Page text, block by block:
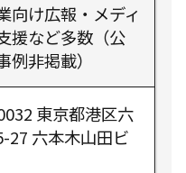
向け広報・メディ
援など多数（公
例非掲載）
東京都港区六
27 六本木山田ビ